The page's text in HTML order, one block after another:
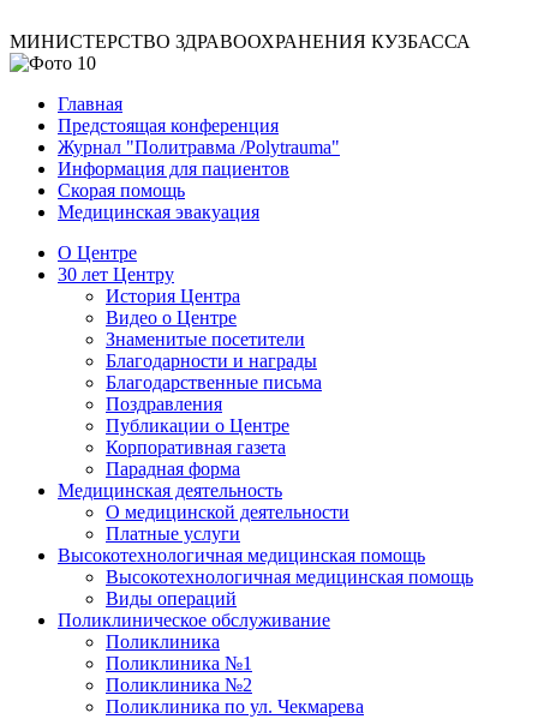
МИНИСТЕРСТВО ЗДРАВООХРАНЕНИЯ КУЗБАССА
Главная
Предстоящая конференция
Журнал "Политравма /Polytrauma"
Информация для пациентов
Скорая помощь
Медицинская эвакуация
О Центре
30 лет Центру
История Центра
Видео о Центре
Знаменитые посетители
Благодарности и награды
Благодарственные письма
Поздравления
Публикации о Центре
Корпоративная газета
Парадная форма
Медицинская деятельность
О медицинской деятельности
Платные услуги
Высокотехнологичная медицинская помощь
Высокотехнологичная медицинская помощь
Виды операций
Поликлиническое обслуживание
Поликлиника
Поликлиника №1
Поликлиника №2
Поликлиника по ул. Чекмарева